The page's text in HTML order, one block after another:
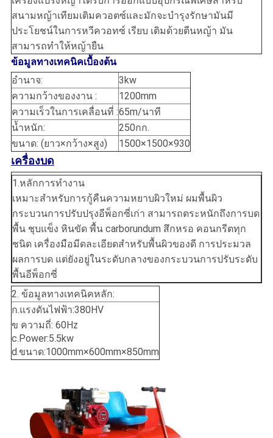
สนามหญ้าเทียมเติมควอตซ์และมักจะบำรุงรักษามันมี
ประโยชน์ในการหวีควอทซ์ เรียบ เติมด้วยตีนหญ้า มัน
สามารถทำให้หญ้ายืน
ข้อมูลทางเทคนิคเบื้องต้น
อำนาจ:
3kw
ความกว้างของงาน :
1200mm
ความเร็วในการเคลื่อนที่ :65m/นาที
น้ำหนัก:
250กก.
ขนาด: (ยาว×กว้าง×สูง)
1500×1500×930
เครื่องบด
1.หลักการทำงาน
เหมาะสำหรับการกู้คืนความหยาบผิวใหม่ ผมพื้นผิว
กระบวนการปรับปรุงอีพ็อกซี่เก่า สามารถตระหนักถึงการบด
พื้น ชุบแข็ง หินขัด พื้น carborundum สึกหรอ คอนกรีตทุก
ชนิด เครื่องมือมีดละเอียดสำหรับพื้นผิวของดี การประมวล
ผลการบด แต่ยังอยู่ในระดับกลางของกระบวนการปรับระดับ
พื้นอีพ็อกซี่
2. ข้อมูลทางเทคนิคหลัก:
ก.แรงดันไฟฟ้า:380HV
ข ความถี่: 60Hz
c.Power:5.5kw
d.ขนาด:1000mm×600mm×850mm